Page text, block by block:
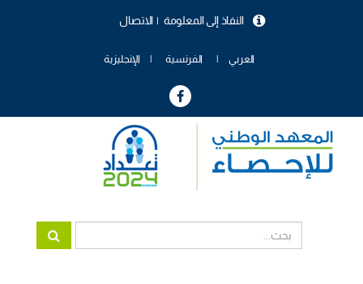
الاتصال النفاذ إلى المعلومة
العربي الفرنسية الإنجليزية